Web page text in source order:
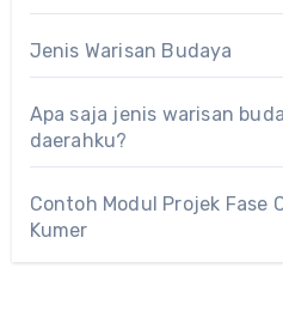
Jenis Warisan Budaya
Apa saja jenis warisan
daerahku?
Contoh Modul Projek Fase
Kumer